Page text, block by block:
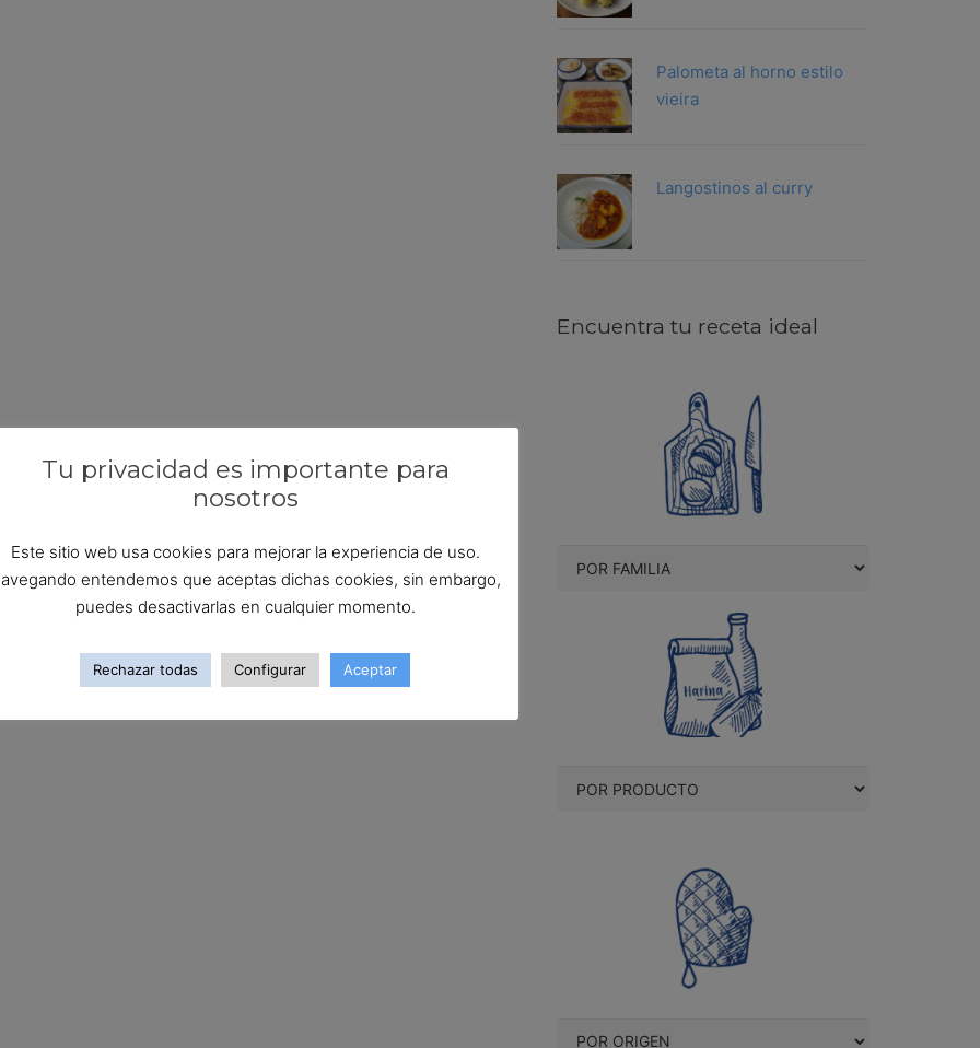
Palometa al horno estilo
vieira
Langostinos al curry
Encuentra tu receta ideal
Tu privacidad es importante para
nosotros
Este sitio web usa cookies para mejorar la experiencia de uso.
entendemos que aceptas dichas cookies, sin embargo,
puedes desactivarlas en cualquier momento.
Rechazar todas Configurar Aceptar